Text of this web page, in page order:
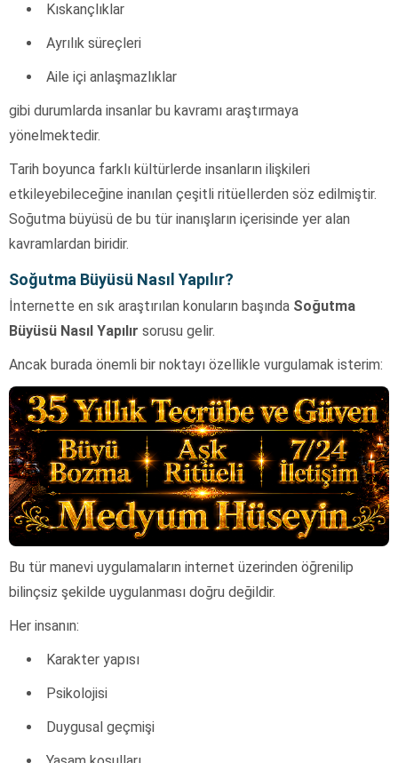
Kıskançlıklar
Ayrılık süreçleri
Aile içi anlaşmazlıklar
gibi durumlarda insanlar bu kavramı araştırmaya
yönelmektedir.
Tarih boyunca farklı kültürlerde insanların ilişkileri
etkileyebileceğine inanılan çeşitli ritüellerden söz edilmiştir.
Soğutma büyüsü de bu tür inanışların içerisinde yer alan
kavramlardan biridir.
Soğutma Büyüsü Nasıl Yapılır?
İnternette en sık araştırılan konuların başında Soğutma
Büyüsü Nasıl Yapılır sorusu gelir.
Ancak burada önemli bir noktayı özellikle vurgulamak isterim:
Bu tür manevi uygulamaların internet üzerinden öğrenilip
bilinçsiz şekilde uygulanması doğru değildir.
Her insanın:
Karakter yapısı
Psikolojisi
Duygusal geçmişi